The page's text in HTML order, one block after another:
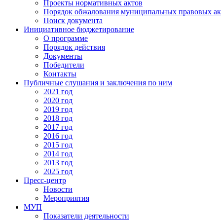
Проекты нормативных актов
Порядок обжалования муниципальных правовых
Поиск документа
Инициативное бюджетирование
О программе
Порядок действия
Документы
Победители
Контакты
Публичные слушания и заключения по ним
2021 год
2020 год
2019 год
2018 год
2017 год
2016 год
2015 год
2014 год
2013 год
2025 год
Пресс-центр
Новости
Мероприятия
МУП
Показатели деятельности